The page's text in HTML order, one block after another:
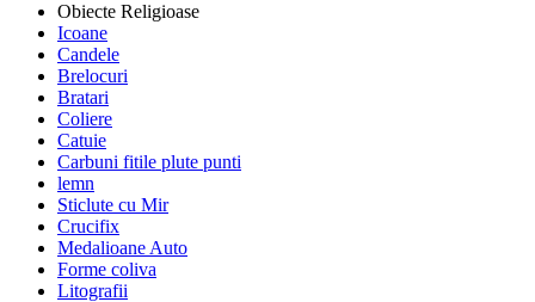
Obiecte Religioase
Icoane
Candele
Brelocuri
Bratari
Coliere
Catuie
Carbuni fitile plute punti
lemn
Sticlute cu Mir
Crucifix
Medalioane Auto
Forme coliva
Litografii